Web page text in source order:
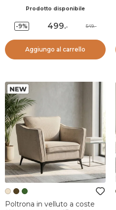
Prodotto disponibile
-9% 499.- 549.-
Aggiungo al carrello
Poltrona in velluto a coste